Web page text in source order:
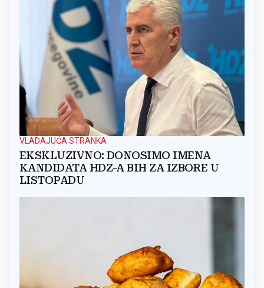
VLADAJUĆA STRANKA
EKSKLUZIVNO: DONOSIMO IMENA
KANDIDATA HDZ-A BIH ZA IZBORE U
LISTOPADU